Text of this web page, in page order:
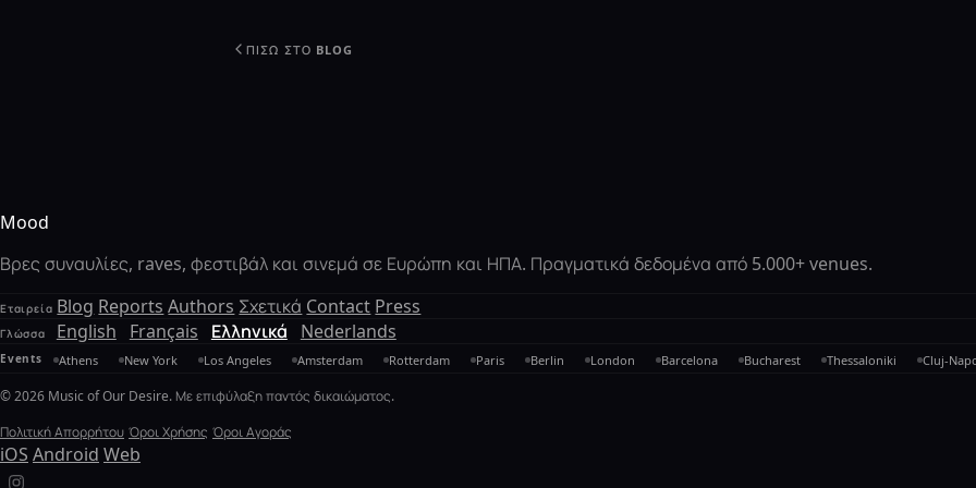
ΠΊΣΩ ΣΤΟ BLOG
Mood
Βρες συναυλίες, raves, φεστιβάλ και σινεμά σε Ευρώπη και ΗΠΑ. Πραγματικά δεδομένα από 5.000+ venues.
Εταιρεία Blog Reports Authors Σχετικά Contact Press
Γλώσσα English Français Ελληνικά Nederlands
Events Athens New York Los Angeles Amsterdam Rotterdam Paris Berlin London Barcelona Bucharest Thessaloniki Cluj-
© 2026 Music of Our Desire. Με επιφύλαξη παντός δικαιώματος.
Πολιτική Απορρήτου Όροι Χρήσης Όροι Αγοράς
iOS Android Web